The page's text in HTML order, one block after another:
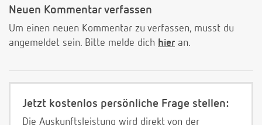
Neuen Kommentar verfassen
Um einen neuen Kommentar zu verfassen, musst du
angemeldet sein. Bitte melde dich hier an.
Jetzt kostenlos persönliche Frage stellen:
Die Auskunftsleistung wird direkt von der